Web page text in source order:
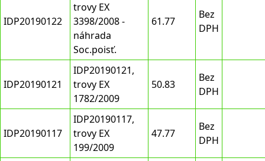
IDP20190122
trovy EX
3398/2008 -
náhrada
Soc.poisť.
61.77
Bez
DPH
IDP20190121
IDP20190121,
trovy EX
1782/2009
50.83
Bez
DPH
IDP20190117
IDP20190117,
trovy EX
199/2009
47.77
Bez
DPH